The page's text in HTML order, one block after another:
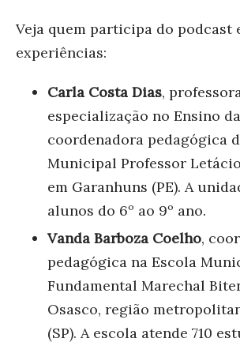
Veja quem participa do podcast
experiências:
Carla Costa Dias,
especialização no Ensino
coordenadora pedagógica
Municipal Professor
em Garanhuns (PE). A
alunos do 6º ao 9º ano.
Vanda Barboza Coelho,
pedagógica na Escola
Fundamental Marechal
Osasco, região
(SP). A escola atende 710